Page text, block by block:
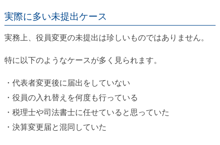
実際に多い未提出ケース
実務上、役員変更の未提出は珍しいものではありません。
特に以下のようなケースが多く見られます。
・代表者変更後に届出をしていない
・役員の入れ替えを何度も行っている
・税理士や司法書士に任せていると思っていた
・決算変更届と混同していた